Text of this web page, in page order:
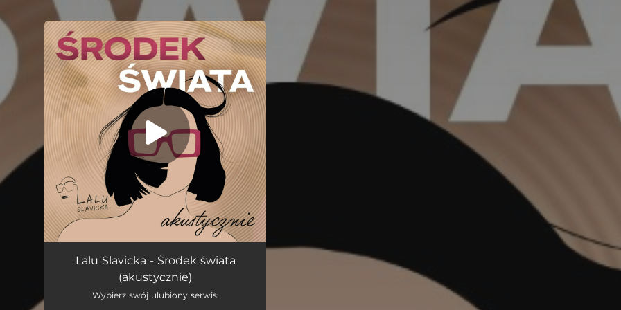
You're all set!
Środek Świata (akustycznie) 03:17
Lalu Slavicka - Środek świata
(akustycznie)
Wybierz swój ulubiony serwis: